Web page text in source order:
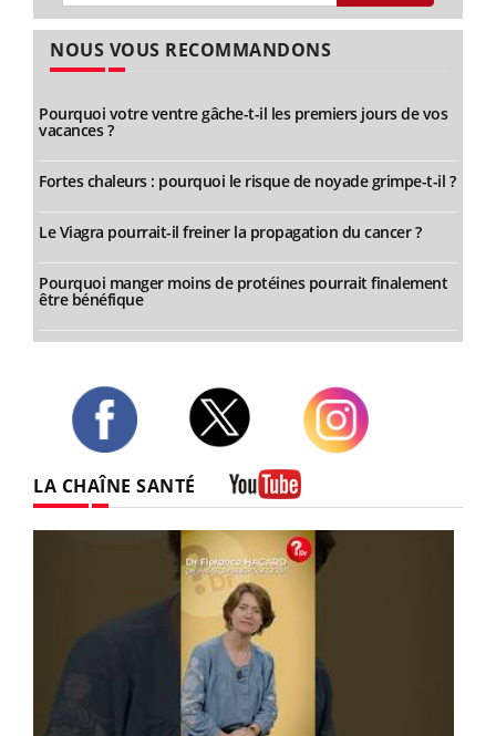
NOUS VOUS RECOMMANDONS
Pourquoi votre ventre gâche-t-il les premiers jours de vos
vacances ?
Fortes chaleurs : pourquoi le risque de noyade grimpe-t-il ?
Le Viagra pourrait-il freiner la propagation du cancer ?
Pourquoi manger moins de protéines pourrait finalement
être bénéfique
LA CHAÎNE SANTÉ